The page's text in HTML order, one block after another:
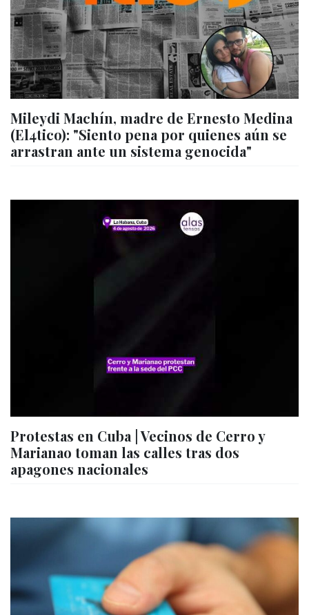
Mileydi Machín, madre de Ernesto Medina
(El4tico): "Siento pena por quienes aún se
arrastran ante un sistema genocida"
Protestas en Cuba | Vecinos de Cerro y
Marianao toman las calles tras dos
apagones nacionales